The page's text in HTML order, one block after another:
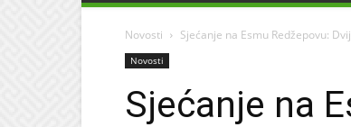
Novosti Sjećanje na Esmu Redžepovu:
Novosti
Sjećanje na